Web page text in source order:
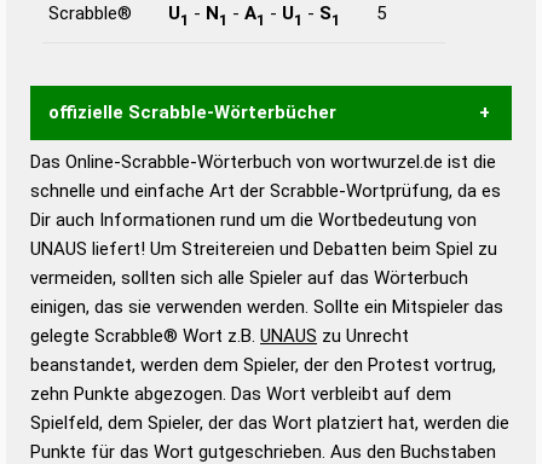
Scrabble® U1 - N1 - A1 - U1 - S1 5
offizielle Scrabble-Wörterbücher
Wortwurzel liefert mit Hilfe eines semantischen
Wortanalyse-Algorithmus gute Anhaltspunkte zu
Wortbedeutung, Worttrennung und Wortform, um die
Gültigkeit eines Wortes für das Scrabble-Spiel zu
bestimmen!
zugelassene Turnier Scrabble-
Wörterbücher sind:
Duden – Standardwerk in 12 Bänden
Duden – Richtiges und gutes
Deutsch
Das Online-Scrabble-Wörterbuch von wortwurzel.de ist die
schnelle und einfache Art der Scrabble-Wortprüfung, da es
Dir auch Informationen rund um die Wortbedeutung von
UNAUS liefert! Um Streitereien und Debatten beim Spiel zu
vermeiden, sollten sich alle Spieler auf das Wörterbuch
einigen, das sie verwenden werden. Sollte ein Mitspieler das
gelegte Scrabble® Wort z.B. UNAUS zu Unrecht
beanstandet, werden dem Spieler, der den Protest vortrug,
zehn Punkte abgezogen. Das Wort verbleibt auf dem
Spielfeld, dem Spieler, der das Wort platziert hat, werden die
Punkte für das Wort gutgeschrieben. Aus den Buchstaben